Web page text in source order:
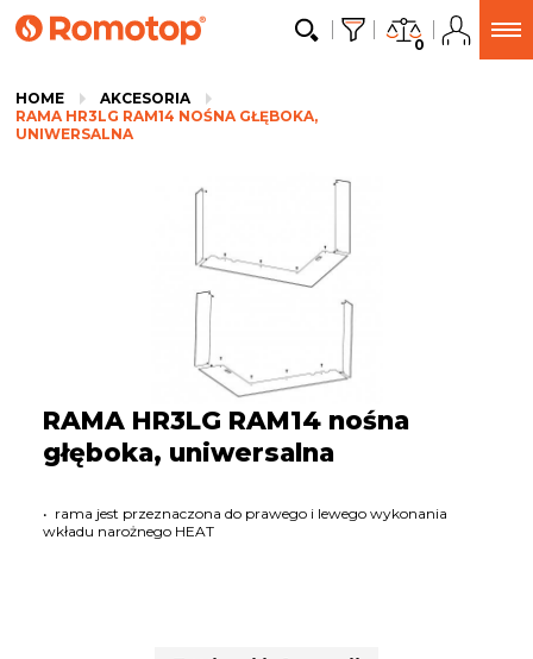
0
HOME
AKCESORIA
RAMA HR3LG RAM14 NOŚNA GŁĘBOKA,
UNIWERSALNA
RAMA HR3LG RAM14 nośna
głęboka, uniwersalna
• rama jest przeznaczona do prawego i lewego wykonania
wkładu narożnego HEAT